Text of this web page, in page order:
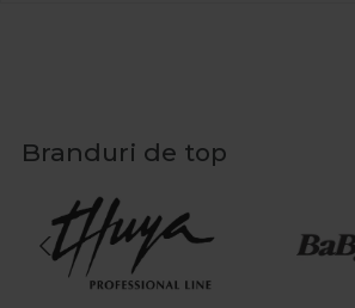
Branduri de top